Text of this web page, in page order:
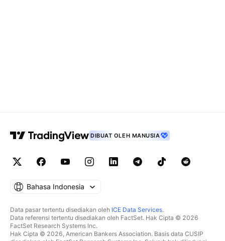
DIBUAT OLEH MANUSIA
Bahasa Indonesia
Data pasar tertentu disediakan oleh ICE Data Services.
Data referensi tertentu disediakan oleh FactSet. Hak Cipta © 2026
FactSet Research Systems Inc.
Hak Cipta © 2026, American Bankers Association. Basis data CUSIP